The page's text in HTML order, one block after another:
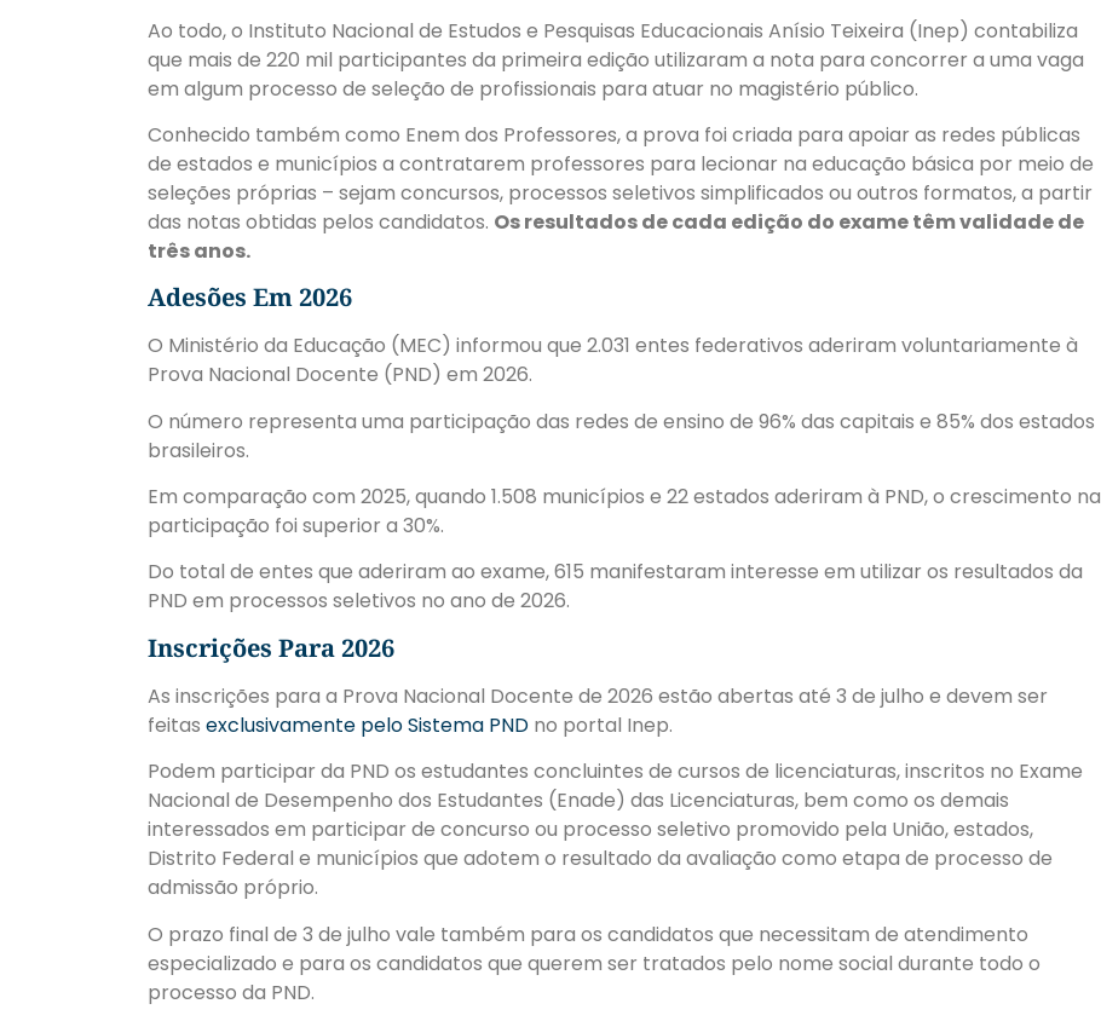
Ao todo, o Instituto Nacional de Estudos e Pesquisas Educacionais Anísio Teixeira (Inep) contabiliza
que mais de 220 mil participantes da primeira edição utilizaram a nota para concorrer a uma vaga
em algum processo de seleção de profissionais para atuar no magistério público.
Conhecido também como Enem dos Professores, a prova foi criada para apoiar as redes públicas
de estados e municípios a contratarem professores para lecionar na educação básica por meio de
seleções próprias – sejam concursos, processos seletivos simplificados ou outros formatos, a partir
das notas obtidas pelos candidatos. Os resultados de cada edição do exame têm validade de
três anos.
Adesões Em 2026
O Ministério da Educação (MEC) informou que 2.031 entes federativos aderiram voluntariamente à
Prova Nacional Docente (PND) em 2026.
O número representa uma participação das redes de ensino de 96% das capitais e 85% dos estados
brasileiros.​​
​Em comparação com 2025, quando 1.508 municípios e 22 estados aderiram à PND, o crescimento na
participação foi superior a 30%.
Do total de entes que aderiram ao exame, 615 manifestaram interesse em utilizar os resultados da
PND em processos seletivos no ano de 2026.
Inscrições Para 2026
As inscrições para a Prova Nacional Docente de 2026 estão abertas até 3 de julho e devem ser
feitas exclusivamente pelo Sistema PND no portal Inep.
Podem participar da PND os estudantes concluintes de cursos de licenciaturas, inscritos no Exame
Nacional de Desempenho dos Estudantes (Enade) das Licenciaturas, bem como os demais
interessados em participar de concurso ou processo seletivo promovido pela União, estados,
Distrito Federal e municípios que adotem o resultado da avaliação como etapa de processo de
admissão próprio.
O prazo final de 3 de julho vale também para os candidatos que necessitam de atendimento
especializado e para os candidatos que querem ser tratados pelo nome social durante todo o
processo da PND.